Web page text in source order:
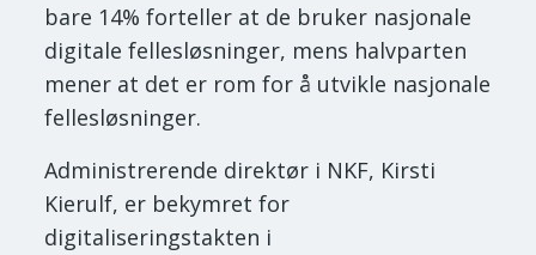
bare 14% forteller at de bruker nasjonale
digitale fellesløsninger, mens halvparten
mener at det er rom for å utvikle nasjonale
fellesløsninger.
Administrerende direktør i NKF, Kirsti
Kierulf, er bekymret for
digitaliseringstakten i